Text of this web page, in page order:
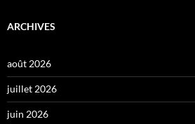
ARCHIVES
août 2026
juillet 2026
juin 2026